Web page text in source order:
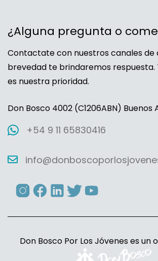
¿Alguna pregunta o
Contactate con nuestros canales de
brevedad te brindaremos respuesta.
es nuestra prioridad.
Don Bosco 4002 (C1206ABN) Buenos
+54 9 11 65830416
Don Bosco Por Los Jóvenes es un